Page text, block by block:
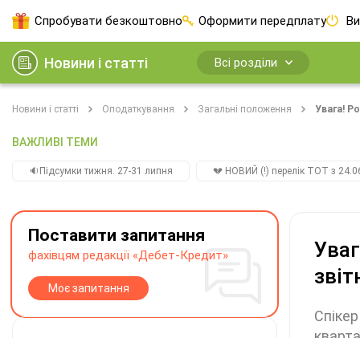
Спробувати безкоштовно Оформити передплату
Новини і статті Всі розділи
Новини і статті Оподаткування Загальні положення Увага!
ВАЖЛИВІ ТЕМИ
🔉Підсумки тижня. 27-31 липня 💔 НОВИЙ (!) перелік ТОТ з
Поставити запитання
фахівцям редакції «Дебет-Кредит»
Моє запитання